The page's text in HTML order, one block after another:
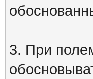
3. При